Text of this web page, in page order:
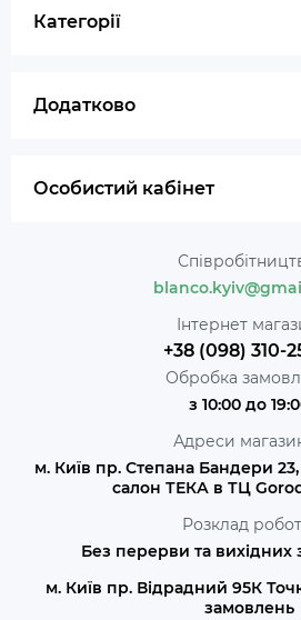
Категорії
Додатково
Особистий кабінет
Інтернет
+38 (098) 310-
Обробка
з 10:00 до
Адреси
м. Київ пр. Степана Бандери
салон ТЕКА в ТЦ
Розклад
Без перерви та вихідних
м. Київ пр. Відрадний 95К Точка видачі інтернет
замовлень